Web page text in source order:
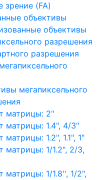
зрение (FA)
объективы
объективы
разрешения
разрешения
мегапиксельного
матрицы: 2"
матрицы: 1.4", 4/3"
матрицы: 1.2", 1.1", 1"
матрицы: 1/1.2", 2/3,
матрицы: 1/1.8'', 1/2",